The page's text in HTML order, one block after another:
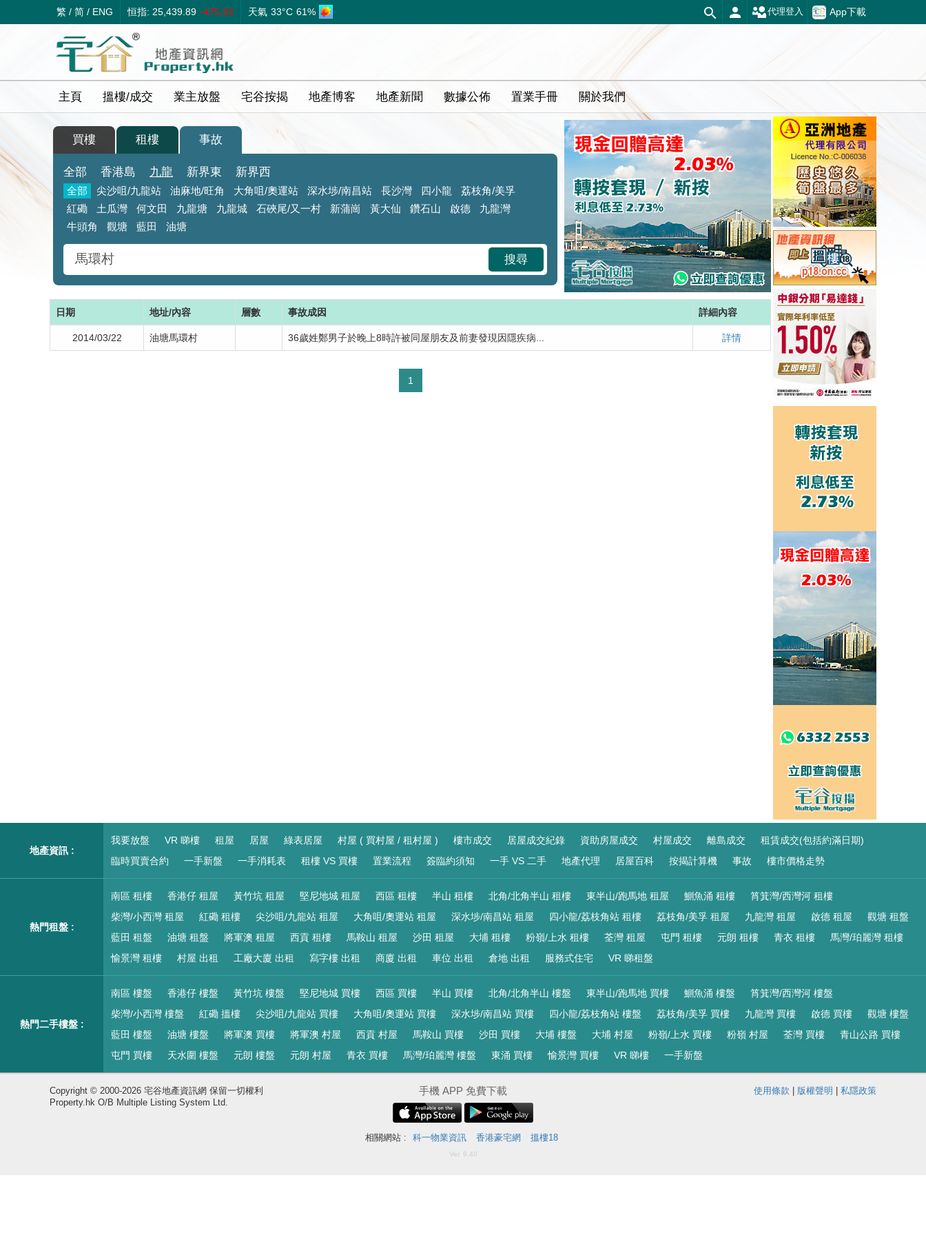
繁 / 简 / ENG 恒指: 25,439.89 -475.93 天氣 33°C 61% App下載
代理登入
主頁 搵樓/成交 業主放盤 宅谷按揭 地產博客 地產新聞 數據公佈 置業手冊 關於我們
買樓 租樓 事故
全部 香港島 九龍 新界東 新界西
全部 尖沙咀/九龍站 油麻地/旺角 大角咀/奧運站 深水埗/南昌站 長沙灣 四小龍
荔枝角/美孚
紅磡
土瓜灣 何文田 九龍塘 九龍城 石硤尾/又一村 新蒲崗 黃大仙 鑽石山 啟德
九龍灣
牛頭角
觀塘 藍田 油塘
搜尋
日期 地址/內容 層數 事故成因 詳細內容
2014/03/22 油塘馬環村 36歲姓鄭男子於晚上8時許被同屋朋友及前妻發現因隱疾病... 詳情
1
地產資訊 :
我要放盤 VR 睇樓 租屋 居屋 綠表居屋 村屋 ( 買村屋 / 租村屋 ) 樓市成交 居屋成交紀錄 資助房屋成交 村屋成交 離島成交
租賃成交(包括約滿日期)
臨時買賣合約
一手新盤 一手消耗表 租樓 VS 買樓 置業流程 簽臨約須知 一手 VS 二手 地產代理 居屋百科 按揭計算機 事故 樓市價格走勢
熱門租盤 :
南區 租樓 香港仔 租屋 黃竹坑 租屋 堅尼地城 租屋 西區 租樓 半山 租樓 北角/北角半山 租樓 東半山/跑馬地 租屋 鰂魚涌 租樓
筲箕灣/西灣河 租樓
柴灣/小西灣 租屋
紅磡 租樓 尖沙咀/九龍站 租屋 大角咀/奧運站 租屋 深水埗/南昌站 租屋 四小龍/荔枝角站 租樓 荔枝角/美孚 租屋 九龍灣 租屋 啟德 租屋
觀塘 租盤
藍田 租盤
油塘 租盤 將軍澳 租屋 西貢 租樓 馬鞍山 租屋 沙田 租屋 大埔 租樓 粉嶺/上水 租樓 荃灣 租屋 屯門 租樓 元朗 租樓 青衣 租樓
馬灣/珀麗灣 租樓
愉景灣 租樓
村屋 出租 工廠大廈 出租 寫字樓 出租 商廈 出租 車位 出租 倉地 出租 服務式住宅 VR 睇租盤
熱門二手樓盤 :
南區 樓盤 香港仔 樓盤 黃竹坑 樓盤 堅尼地城 買樓 西區 買樓 半山 買樓 北角/北角半山 樓盤 東半山/跑馬地 買樓 鰂魚涌 樓盤
筲箕灣/西灣河 樓盤
柴灣/小西灣 樓盤
紅磡 搵樓 尖沙咀/九龍站 買樓 大角咀/奧運站 買樓 深水埗/南昌站 買樓 四小龍/荔枝角站 樓盤 荔枝角/美孚 買樓 九龍灣 買樓 啟德 買樓
觀塘 樓盤
藍田 樓盤
油塘 樓盤 將軍澳 買樓 將軍澳 村屋 西貢 村屋 馬鞍山 買樓 沙田 買樓 大埔 樓盤 大埔 村屋 粉嶺/上水 買樓 粉嶺 村屋 荃灣 買樓
青山公路 買樓
屯門 買樓
天水圍 樓盤 元朗 樓盤 元朗 村屋 青衣 買樓 馬灣/珀麗灣 樓盤 東涌 買樓 愉景灣 買樓 VR 睇樓 一手新盤
Copyright © 2000-2026 宅谷地產資訊網 保留一切權利
Property.hk O/B Multiple Listing System Ltd.
手機 APP 免費下載 使用條款 | 版權聲明 | 私隱政策
相關網站 : 科一物業資訊 香港豪宅網 搵樓18
Ver. 9.40